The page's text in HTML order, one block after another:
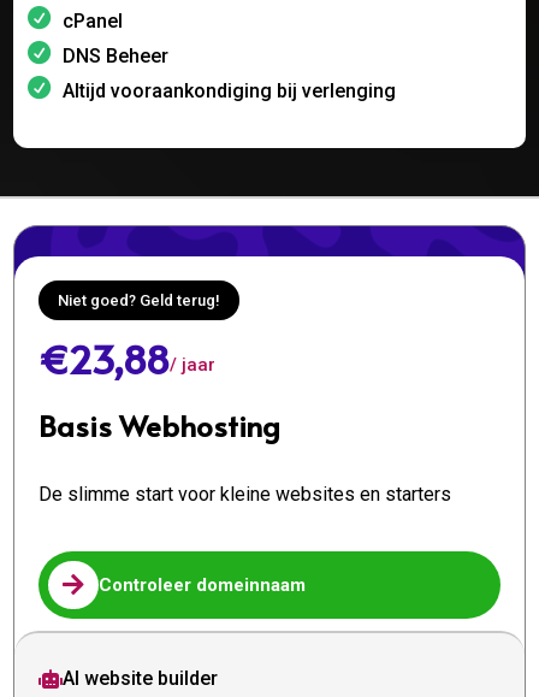
cPanel
DNS Beheer
Altijd vooraankondiging bij verlenging
Niet goed? Geld terug!
€23,88/ jaar
Basis Webhosting
De slimme start voor kleine websites en starters
 Controleer domeinnaam
AI website builder